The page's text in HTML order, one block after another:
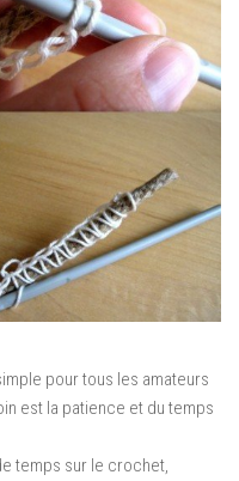
pour tous les amateurs
est la patience et du temps
temps sur le crochet,